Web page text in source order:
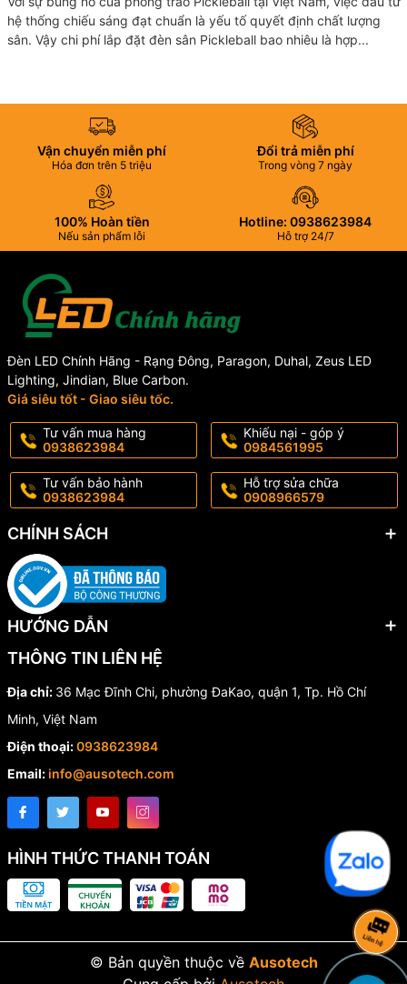
hệ thống chiếu sáng đạt chuẩn là yếu tố quyết định chất lượng
sân. Vậy chi phí lắp đặt đèn sân Pickleball bao nhiêu là hợp...
Vận chuyển miễn phí
Hóa đơn trên 5 triệu
Đổi trả miễn phí
Trong vòng 7 ngày
100% Hoàn tiền
Nếu sản phẩm lỗi
Hotline: 0938623984
Hỗ trợ 24/7
Đèn LED Chính Hãng - Rạng Đông, Paragon, Duhal, Zeus LED
Lighting, Jindian, Blue Carbon.
Giá siêu tốt - Giao siêu tốc.
Tư vấn mua hàng
0938623984
Khiếu nại - góp ý
0984561995
Tư vấn bảo hành
0938623984
Hỗ trợ sửa chữa
0908966579
CHÍNH SÁCH
HƯỚNG DẪN
THÔNG TIN LIÊN HỆ
Địa chỉ: 36 Mạc Đĩnh Chi, phường ĐaKao, quận 1, Tp. Hồ Chí
Minh, Việt Nam
Điện thoại:0938623984
Email:info@ausotech.com
HÌNH THỨC THANH TOÁN
© Bản quyền thuộc về Ausotech